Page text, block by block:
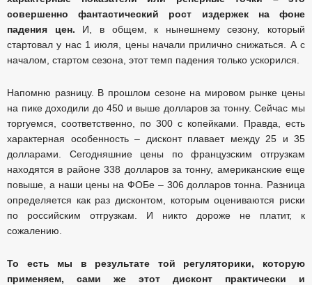
совершенно фантастический рост издержек на фоне
падения цен. И, в общем, к нынешнему сезону, который
стартовал у нас 1 июля, цены начали прилично снижаться. А с
началом, стартом сезона, этот темп падения только ускорился.
Напомню разницу. В прошлом сезоне на мировом рынке цены
на пике доходили до 450 и выше долларов за тонну. Сейчас мы
торгуемся, соответственно, по 300 с копейками. Правда, есть
характерная особенность – дисконт плавает между 25 и 35
долларами. Сегодняшние цены по французским отгрузкам
находятся в районе 338 долларов за тонну, американские еще
повыше, а наши цены на ФОБе – 306 долларов тонна. Разница
определяется как раз дисконтом, которым оцениваются риски
по российским отгрузкам. И никто дороже не платит, к
сожалению.
То есть мы в результате той регуляторики, которую
применяем, сами же этот дисконт практически и